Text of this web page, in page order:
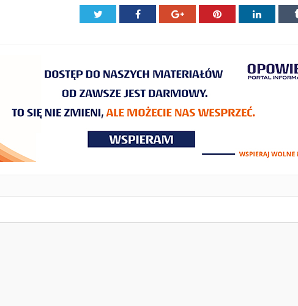
Twitter Facebook Google+ Pinterest LinkedIn